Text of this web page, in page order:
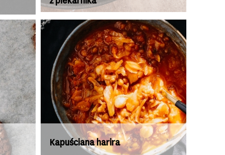
Kapuściana harira